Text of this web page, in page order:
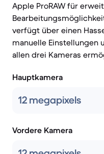
Apple ProRAW für
verfügt über einen
manuelle Einstellungen
allen drei Kameras
Hauptkamera
12 megapixels
Vordere Kamera